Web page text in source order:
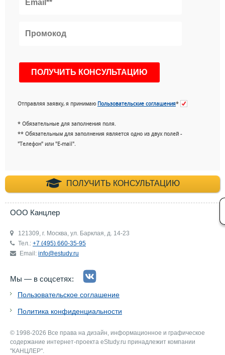
Отправляя заявку, я принимаю Пользовательские соглашения*
* Обязательные для заполнения поля.
** Обязательным для заполнения является одно из двух полей -
"Телефон" или "E-mail".
ПОЛУЧИТЬ КОНСУЛЬТАЦИЮ
+7 (495) 660-35-
ООО Канцлер
121309, г. Москва, ул. Барклая, д. 14-23
Тел.: +7 (495) 660-35-95
Email: info@estudy.ru
Мы — в соцсетях:
Пользовательское соглашение
Политика конфиденциальности
© 1998-2026 Все права на дизайн, информационное и графическое
содержание интернет-проекта eStudy.ru принадлежит компании
"КАНЦЛЕР".